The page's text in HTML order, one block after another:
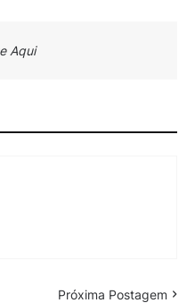
Aqui
Próxima Postagem